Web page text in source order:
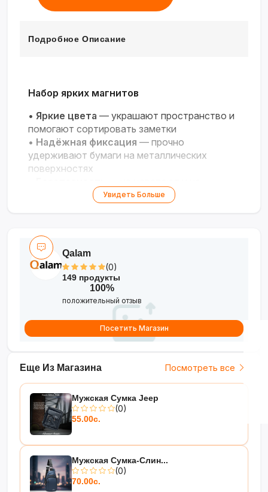
Подробное Описание
Набор ярких магнитов
• Яркие цвета — украшают пространство и
помогают сортировать заметки
• Надёжная фиксация — прочно
удерживают бумаги на металлических
поверхностях
оставляют следовУвидеть Больше
Еще Из Магазина Посмотреть все
Мужская Сумка Jeep
(0)
55.00с.
Мужская Сумка-Слин...
(0)
70.00с.
Qalam
(0)
149 продукты
100%
положительный отзыв
Посетить Магазин